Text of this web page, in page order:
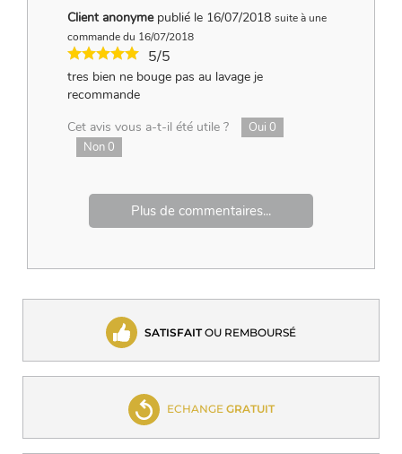
Client anonyme publié le 16/07/2018 suite à une
commande du 16/07/2018
5/5
tres bien ne bouge pas au lavage je
recommande
Cet avis vous a-t-il été utile ?
Oui 0
Non0
Plus de commentaires...
SATISFAITOU REMBOURSÉ
ECHANGE GRATUIT